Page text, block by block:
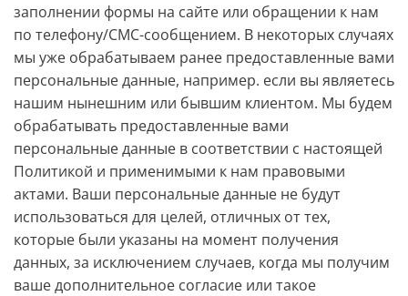
заполнении формы на сайте или обращении к нам
по телефону/СМС-сообщением. В некоторых случаях
мы уже обрабатываем ранее предоставленные вами
персональные данные, например. если вы являетесь
нашим нынешним или бывшим клиентом. Мы будем
обрабатывать предоставленные вами
персональные данные в соответствии с настоящей
Политикой и применимыми к нам правовыми
актами. Ваши персональные данные не будут
использоваться для целей, отличных от тех,
которые были указаны на момент получения
данных, за исключением случаев, когда мы получим
ваше дополнительное согласие или такое